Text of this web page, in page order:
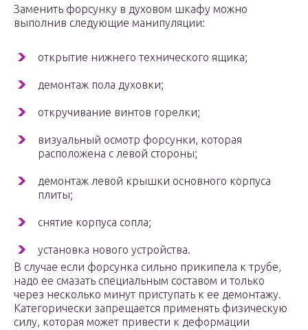
Заменить форсунку в духовом шкафу можно
выполнив следующие манипуляции:
открытие нижнего технического ящика;
демонтаж пола духовки;
откручивание винтов горелки;
визуальный осмотр форсунки, которая
расположена с левой стороны;
демонтаж левой крышки основного корпуса
плиты;
снятие корпуса сопла;
установка нового устройства.
В случае если форсунка сильно прикипела к трубе,
надо ее смазать специальным составом и только
через несколько минут приступать к ее демонтажу.
Категорически запрещается применять физическую
силу, которая может привести к деформации